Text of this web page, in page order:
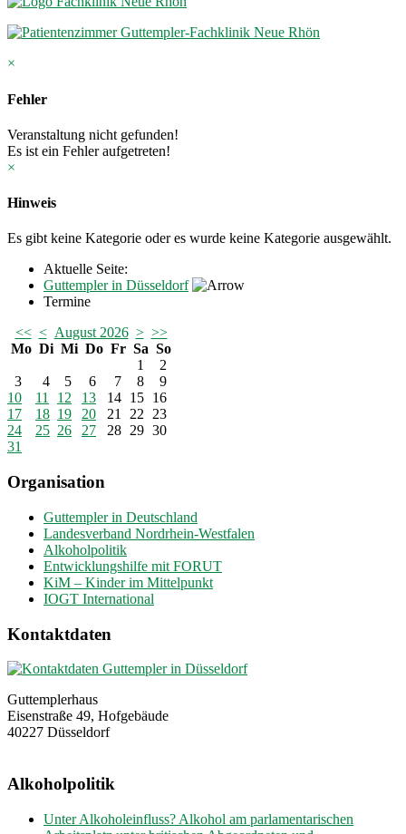
×
Fehler
Veranstaltung nicht gefunden!
Es ist ein Fehler aufgetreten!
×
Hinweis
Es gibt keine Kategorie oder es wurde keine Kategorie ausgewählt.
Aktuelle Seite:
Guttempler in Düsseldorf
Termine
<< < August 2026 > >>
Mo Di Mi Do Fr Sa So
1
2
3
4 5 6 7 8
9
10
11 12 13 14 15 16
17
18 19 20 21 22
23
24
25 26 27 28 29 30
31
Organisation
Guttempler in Deutschland
Landesverband Nordrhein-Westfalen
Alkoholpolitik
Entwicklungshilfe mit FORUT
KiM – Kinder im Mittelpunkt
IOGT International
Kontaktdaten
Guttemplerhaus
Eisenstraße 49, Hofgebäude
40227 Düsseldorf
Alkoholpolitik
Unter Alkoholeinfluss? Alkohol am parlamentarischen